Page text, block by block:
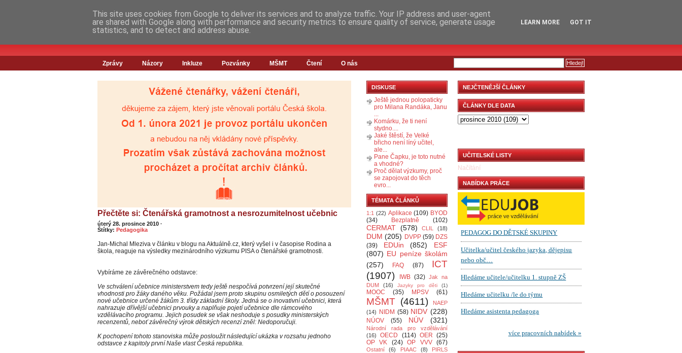
Zprávy Názory Inkluze Pozvánky MŠMT Čtení O nás
Přečtěte si: Čtenářská gramotnost a nesrozumitelnost učebnic
úterý 28. prosince 2010 ·
Štítky: Pedagogika
Jan-Michal Mleziva v článku v blogu na Aktuálně.cz, který vyšel i v časopise Rodina a
škola, reaguje na výsledky mezinárodního výzkumu PISA o čtenářské gramotnosti.
Vybíráme ze závěrečného odstavce:
Ve schválení učebnice ministerstvem tedy ještě nespočívá potvrzení její skutečné
vhodnosti pro žáky daného věku. Požádal jsem proto skupinu osmiletých dětí o posouzení
nové učebnice určené žákům 3. třídy základní školy. Jedná se o inovativní učebnici, která
nahrazuje dřívější učebnici prvouky a naplňuje pojetí učebnice dle rámcového
vzdělávacího programu. Jejich posudek se však neshoduje s posudky ministerských
recenzentů, neboť závěrečný výrok dětských recenzí zněl: Nedoporučuji.
K pochopení tohoto stanoviska může posloužit následující ukázka v rozsahu jednoho
odstavce z kapitoly první Naše vlast Česká republika.
DISKUSE
Ještě jednou polopaticky
pro Milana Randáka, Janu
...
Komárku, že ti není
stydno....
Jaké štěstí, že Velké
břicho není líný učitel,
ale...
Pane Čapku, je toto nutné
a vhodné?
Proč dělat výzkumy, proč
se zapojovat do těch
evro...
TÉMATA ČLÁNKŮ
1:1 (22) Aplikace (109) BYOD
(34)
Bezplatně (102)
CERMAT (578) CLIL (18)
DUM (205) DVPP (59) DZS
(39)
EDUin (852)
ESF
(807) EU peníze školám
(257)
FAQ (87)
ICT
(1907)
IWB (32) Jak na
DUM
(16) Jazyky pro děti (1)
MOOC (35) MPSV (61)
MŠMT (4611)
NAEP
(14)
NIDM (58) NIDV (228)
NÚOV (55) NÚV (321)
Národní rada pro vzdělávání
(16)
OECD (114) OER (25)
OP VK
(24) OP VVV (67)
Ostatní (6) PIAAC (8)
PIRLS
NEJČTENĚJŠÍ ČLÁNKY
ČLÁNKY DLE DATA
UČITELSKÉ LISTY
Načítání
NABÍDKA PRÁCE
This site uses cookies from Google to deliver its services and to analyze traffic. Your IP address and user-agent
are shared with Google along with performance and security metrics to ensure quality of service, generate usage
statistics, and to detect and address abuse.
LEARN MORE GOT IT